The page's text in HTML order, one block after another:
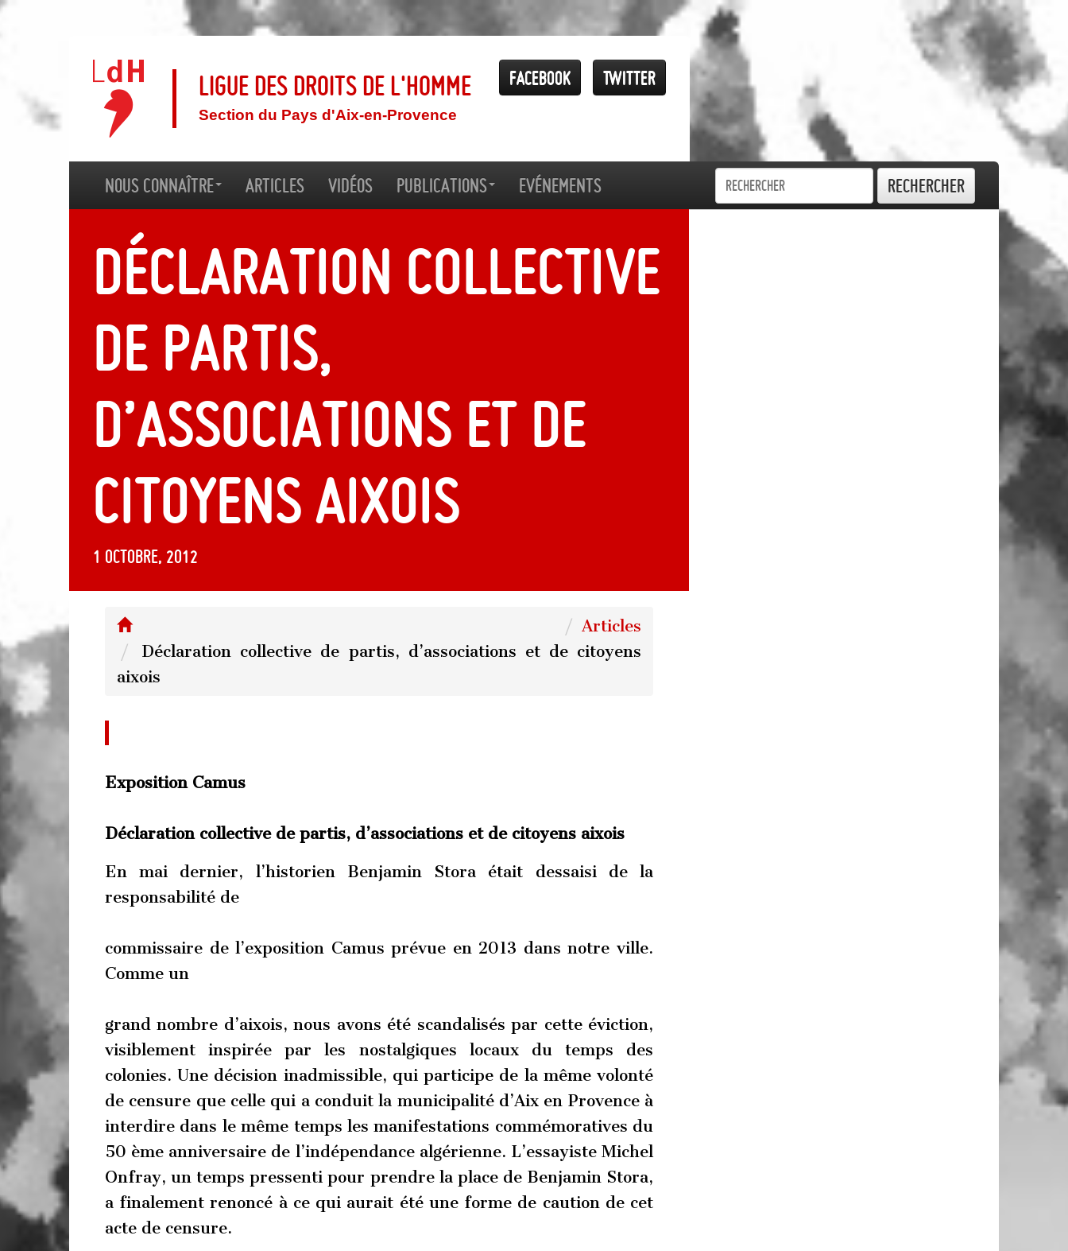
Twitter
Facebook
Ligue des droits de l'Homme
Section du Pays d'Aix-en-Provence
Nous connaître Articles Vidéos Publications Evénements Rechercher
Déclaration collective
de partis,
d’associations et de
citoyens aixois
1 octobre, 2012
Articles
Déclaration collective de partis, d’associations et de citoyens
aixois
Exposition Camus
Déclaration collective de partis, d’associations et de citoyens aixois
En mai dernier, l’historien Benjamin Stora était dessaisi de la
responsabilité de
commissaire de l’exposition Camus prévue en 2013 dans notre ville.
Comme un
grand nombre d’aixois, nous avons été scandalisés par cette éviction,
visiblement inspirée par les nostalgiques locaux du temps des
colonies. Une décision inadmissible, qui participe de la même volonté
de censure que celle qui a conduit la municipalité d’Aix en Provence à
interdire dans le même temps les manifestations commémoratives du
50 ème anniversaire de l’indépendance algérienne. L’essayiste Michel
Onfray, un temps pressenti pour prendre la place de Benjamin Stora,
a finalement renoncé à ce qui aurait été une forme de caution de cet
acte de censure.